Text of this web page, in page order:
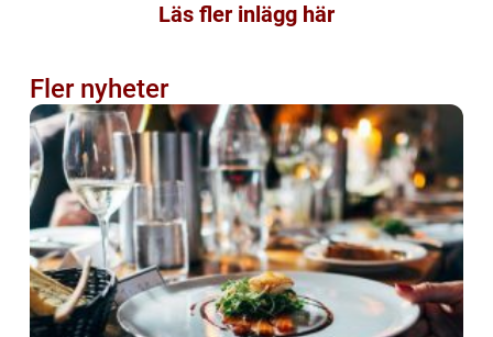
Läs fler inlägg här
Fler nyheter